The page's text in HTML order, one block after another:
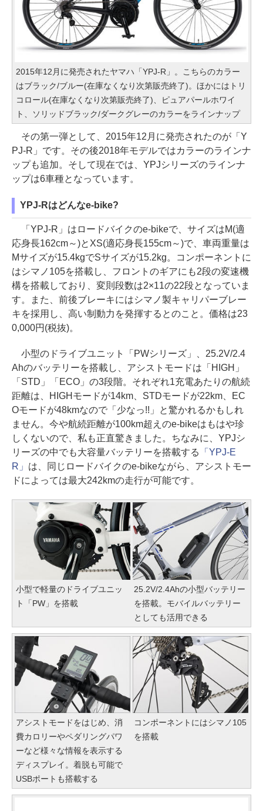
2015年12月に発売されたヤマハ「YPJ-R」。こちらのカラー
はブラック/ブルー(在庫なくなり次第販売終了)。ほかにはトリ
コロール(在庫なくなり次第販売終了)、ピュアパールホワイ
ト、ソリッドブラック/ダークグレーのカラーをラインナップ
その第一弾として、2015年12月に発売されたのが「Y
PJ-R」です。その後2018年モデルではカラーのラインナ
ップも追加。そして現在では、YPJシリーズのラインナ
ップは6車種となっています。
YPJ-Rはどんなe-bike?
「YPJ-R」はロードバイクのe-bikeで、サイズはM(適
応身長162cm～)とXS(適応身長155cm～)で、車両重量は
Mサイズが15.4kgでSサイズが15.2kg。コンポーネントに
はシマノ105を搭載し、フロントのギアにも2段の変速機
構を搭載しており、変則段数は2×11の22段となっていま
す。また、前後ブレーキにはシマノ製キャリパーブレー
キを採用し、高い制動力を発揮するとのこと。価格は23
0,000円(税抜)。
小型のドライブユニット「PWシリーズ」、25.2V/2.4
Ahのバッテリーを搭載し、アシストモードは「HIGH」
「STD」「ECO」の3段階。それぞれ1充電あたりの航続
距離は、HIGHモードが14km、STDモードが22km、EC
Oモードが48kmなので「少なっ!!」と驚かれるかもしれ
ません。今や航続距離が100km超えのe-bikeはもはや珍
しくないので、私も正直驚きました。ちなみに、YPJシ
リーズの中でも大容量バッテリーを搭載する
「YPJ-E
R」 は、同じロードバイクのe-bikeながら、アシストモー
ドによっては最大242kmの走行が可能です。
小型で軽量のドライブユニッ
ト「PW」を搭載
25.2V/2.4Ahの小型バッテリー
を搭載。モバイルバッテリー
としても活用できる
アシストモードをはじめ、消
費カロリーやペダリングパワ
ーなど様々な情報を表示する
ディスプレイ。着脱も可能で
USBポートも搭載する
コンポーネントにはシマノ105
を搭載